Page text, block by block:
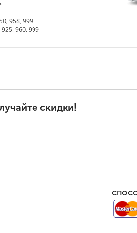
958, 999
925, 960, 999
скидки!